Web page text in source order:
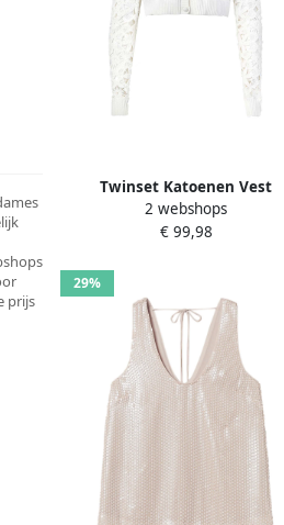
prijs
Twinset Katoenen Vest
Pergamijn Casual Chic White
Dames
2 webshops
€ 99,98
29%